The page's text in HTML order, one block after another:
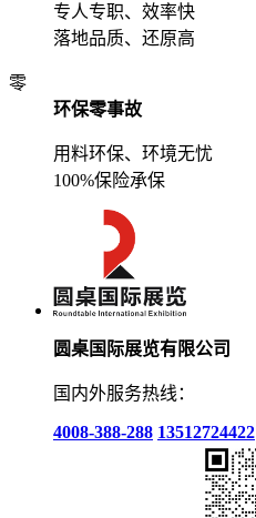
专人专职、效率快
落地品质、还原高
零
环保零事故
用料环保、环境无忧
100%保险承保
圆桌国际展览有限公司
国内外服务热线：
4008-388-288 13512724422